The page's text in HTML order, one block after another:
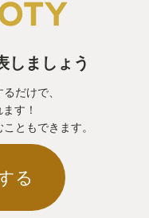
しましょう
だけで、
す！
ともできます。
る